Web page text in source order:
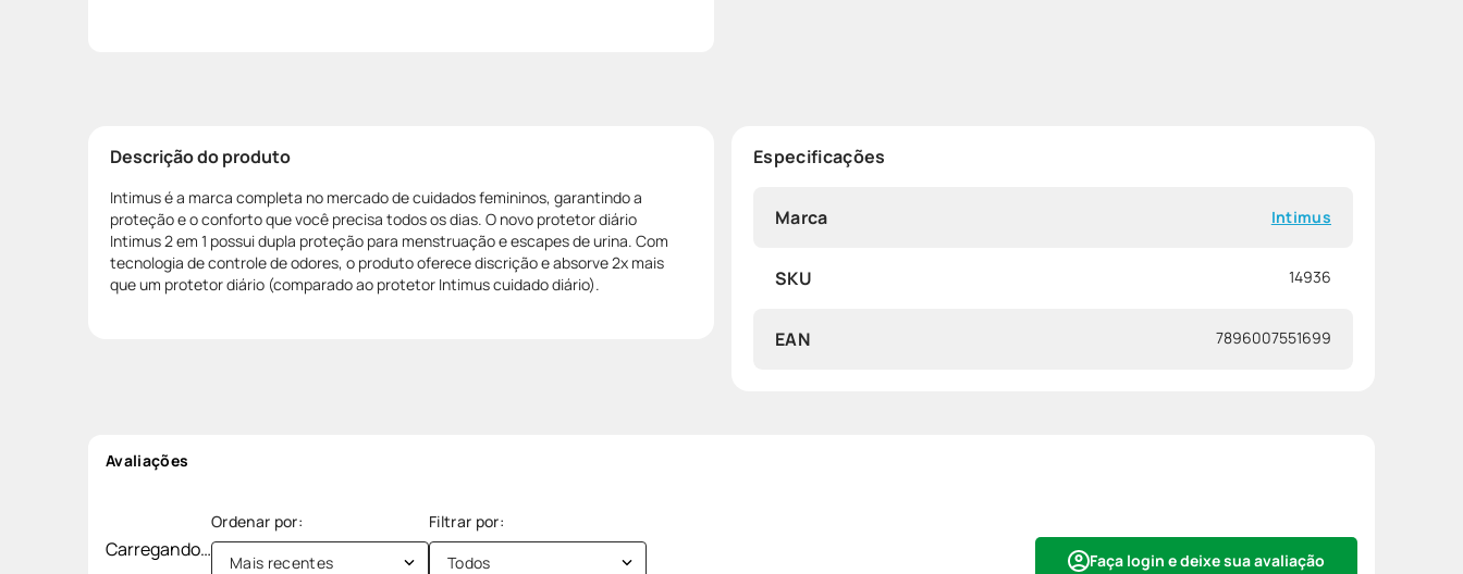
Descrição do produto
Intimus é a marca completa no mercado de cuidados femininos, garantindo a
proteção e o conforto que você precisa todos os dias. O novo protetor diário
Intimus 2 em 1 possui dupla proteção para menstruação e escapes de urina. Com
tecnologia de controle de odores, o produto oferece discrição e absorve 2x mais
que um protetor diário (comparado ao protetor Intimus cuidado diário).
Especificações
Marca Intimus
SKU 14936
EAN 7896007551699
Avaliações
Carregando… Faça login e deixe sua avaliação
Mais recentes Todos